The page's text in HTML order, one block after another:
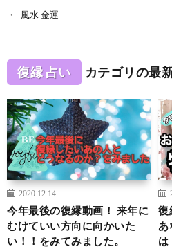
風水 金運
復縁 占い カテゴリの最
2020.12.14
今年最後の復縁動画！ 来年に
むけていい方向に向かいた
い！！をみてみました。
復
あ
は